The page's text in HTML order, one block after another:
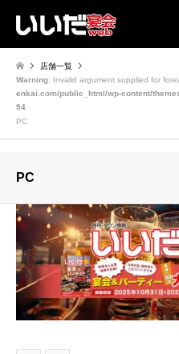
店舗一覧
Warning: Invalid argument supplied for
enkai.com/public_html/wp-content/
94
PC
PC